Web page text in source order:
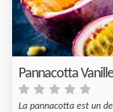
Pannacotta
La pannacotta est un